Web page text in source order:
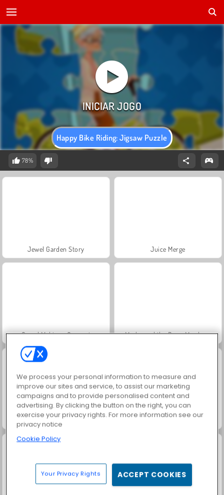
Happy Bike Riding: Jigsaw Puzzle
78%
Jewel Garden Story Juice Merge
Grand Mahjong Connect Masha and the Bear: Meadows
Scala 40 Solitaire Social
We process your personal information to measure and
improve our sites and service, to assist our marketing
campaigns and to provide personalised content and
advertising. By clicking the button on the right, you can
exercise your privacy rights. For more information see our
privacy notice
Cookie Policy
Your Privacy Rights ACCEPT COOKIES